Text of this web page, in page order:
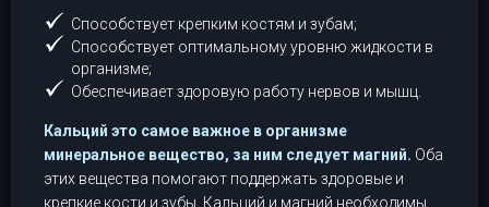
Способствует крепким костям и зубам;
Способствует оптимальному уровню жидкости в
организме;
Обеспечивает здоровую работу нервов и мышц.
Кальций это самое важное в организме
минеральное вещество, за ним следует магний. Оба
этих вещества помогают поддержать здоровые и
крепкие кости и зубы. Кальций и магний необходимы